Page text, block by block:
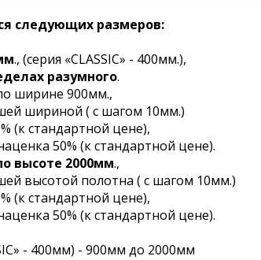
следующих размеров:
., (серия «CLASSIC» - 400мм.),
разумного.
ширине 900мм.,
шириной ( с шагом 10мм.)
(к стандартной цене),
50% (к стандартной цене).
высоте 2000мм.,
высотой полотна ( с шагом 10мм.)
(к стандартной цене),
50% (к стандартной цене).
- 400мм) - 900мм до 2000мм